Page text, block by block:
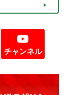
チャンネル